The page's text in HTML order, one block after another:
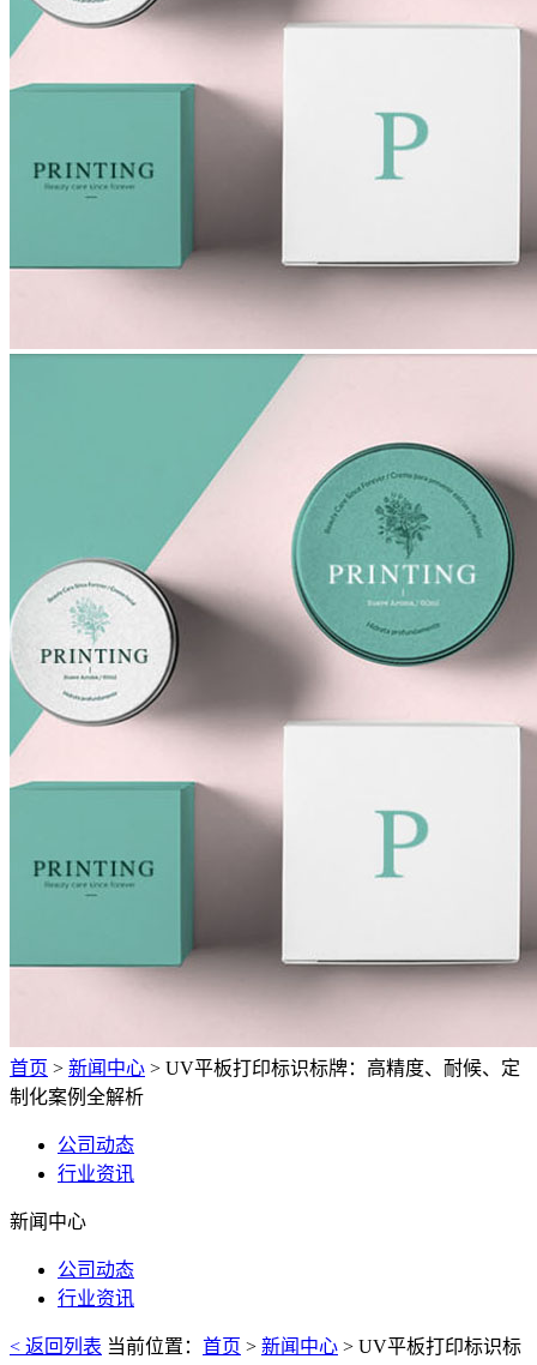
首页 > 新闻中心 > UV平板打印标识标牌：高精度、耐候、定
制化案例全解析
公司动态
行业资讯
新闻中心
公司动态
行业资讯
< 返回列表 当前位置： 首页 > 新闻中心 > UV平板打印标识标